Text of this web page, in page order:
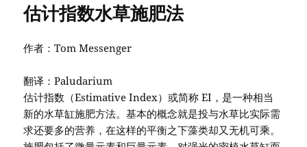
估计指数水草施肥法
作者：Tom Messenger
翻译：Paludarium
估计指数（Estimative Index）或简称 EI，是一种相当
新的水草缸施肥方法。基本的概念就是投与水草比实际需
求还要多的营养，在这样的平衡之下藻类却又无机可乘。